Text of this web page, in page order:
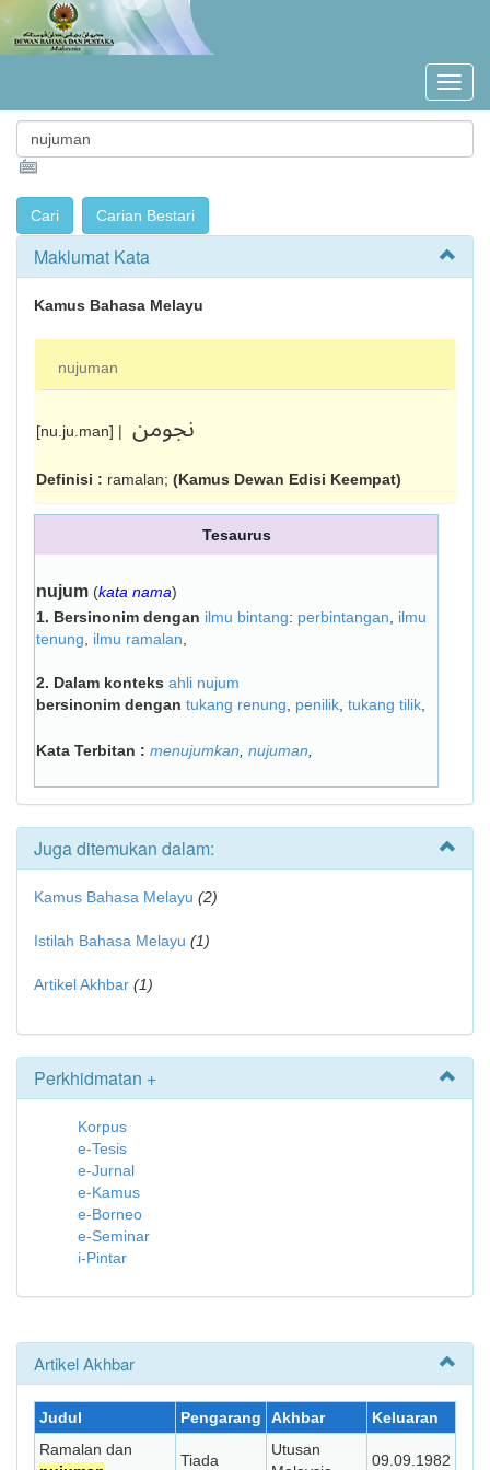
Maklumat Kata
Kamus Bahasa Melayu
nujuman
[nu.ju.man] | نجومن
Definisi : ramalan; (Kamus Dewan Edisi Keempat)
Tesaurus
nujum (kata nama)
1. Bersinonim dengan ilmu bintang: perbintangan
ilmu
tenung
ilmu ramalan
2. Dalam konteks ahli nujum
bersinonim dengan tukang renung penilik tukang tilik
Kata Terbitan : menujumkan nujuman
Juga ditemukan dalam:
Kamus Bahasa Melayu (2)
Istilah Bahasa Melayu (1)
Artikel Akhbar (1)
Perkhidmatan +
Korpus
e-Tesis
e-Jurnal
e-Kamus
e-Borneo
e-Seminar
i-Pintar
Artikel Akhbar
Judul Pengarang Akhbar
Keluaran
Ramalan dan
Tiada
Utusan
09.09.1982